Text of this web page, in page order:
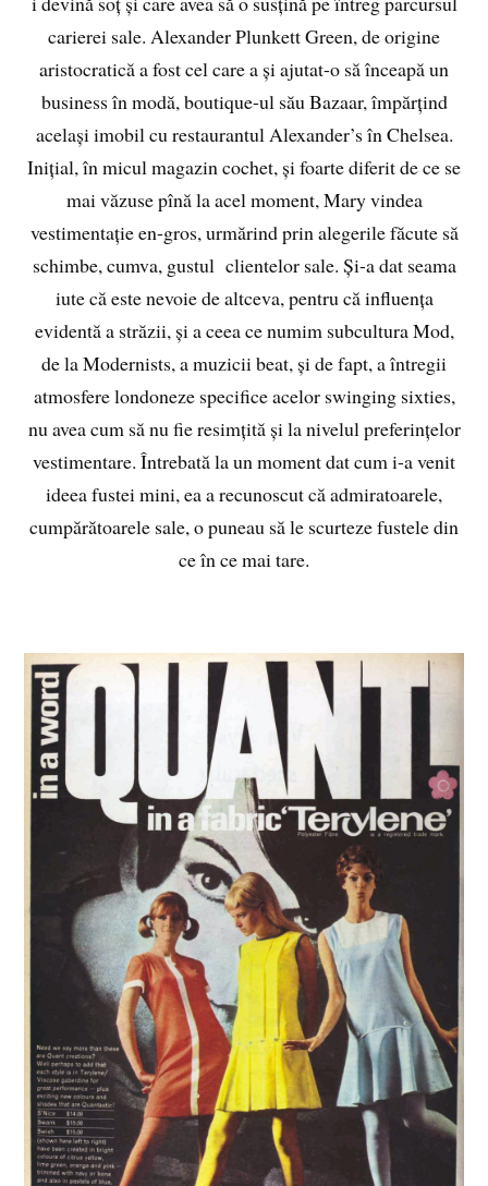
carierei sale. Alexander Plunkett Green, de origine
aristocratică a fost cel care a și ajutat-o să înceapă un
business în modă, boutique-ul său Bazaar, împărțind
același imobil cu restaurantul Alexander’s în Chelsea.
Inițial, în micul magazin cochet, și foarte diferit de ce se
mai văzuse pînă la acel moment, Mary vindea
vestimentație en-gros, urmărind prin alegerile făcute să
schimbe, cumva, gustul clientelor sale. Și-a dat seama
iute că este nevoie de altceva, pentru că influența
evidentă a străzii, și a ceea ce numim subcultura Mod,
de la Modernists, a muzicii beat, și de fapt, a întregii
atmosfere londoneze specifice acelor swinging sixties,
nu avea cum să nu fie resimțită și la nivelul preferințelor
vestimentare. Întrebată la un moment dat cum i-a venit
ideea fustei mini, ea a recunoscut că admiratoarele,
cumpărătoarele sale, o puneau să le scurteze fustele din
ce în ce mai tare.